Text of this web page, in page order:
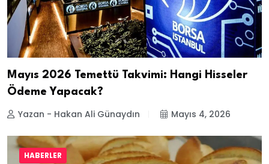
Mayıs 2026 Temettü Takvimi: Hangi Hisseler
Ödeme Yapacak?
Yazan - Hakan Ali Günaydın Mayıs 4, 2026
HABERLER